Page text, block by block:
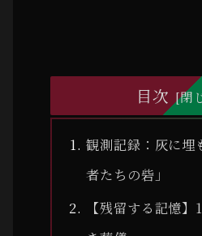
目次
観測記録：灰に埋
者たちの砦」
【残留する記憶